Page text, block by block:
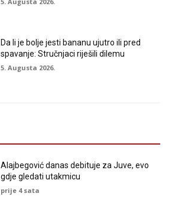
Da li je bolje jesti bananu ujutro ili pred
spavanje: Stručnjaci riješili dilemu
5. Augusta 2026.
Alajbegović danas debituje za Juve, evo
gdje gledati utakmicu
prije 4 sata